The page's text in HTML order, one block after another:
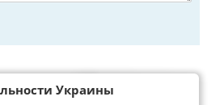
Украины